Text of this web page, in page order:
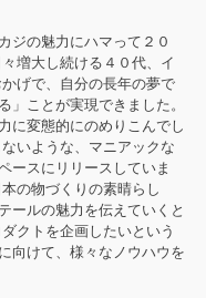
ジの魅力にハマって２０
増大し続ける４０代、イ
げで、自分の長年の夢で
」ことが実現できました。
に変態的にのめりこんでし
いような、マニアックな
ースにリリースしていま
の物づくりの素晴らし
ールの魅力を伝えていくと
クトを企画したいという
向けて、様々なノウハウを